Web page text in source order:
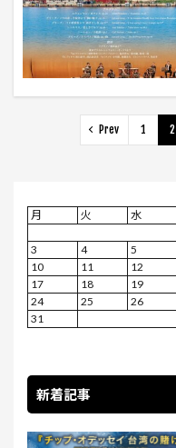
Prev 1 2
月
火 水
3
4 5
10
11 12
17
18 19
24
25 26
31
新着記事